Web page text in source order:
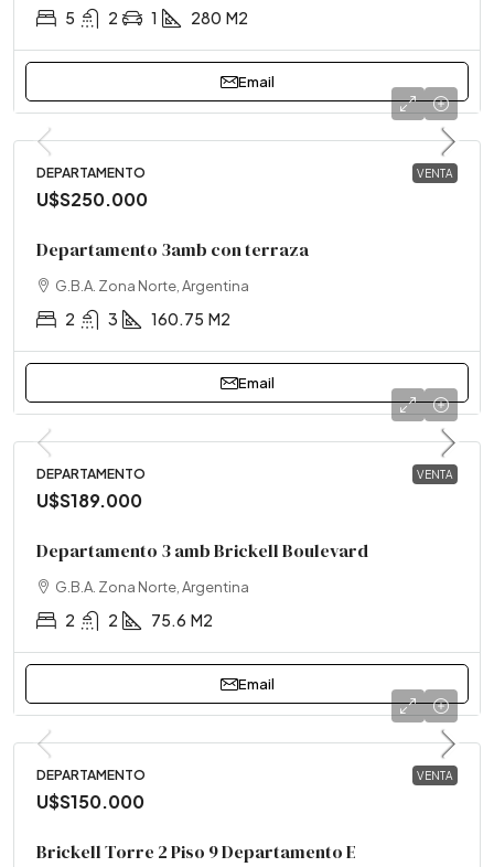
5 2 1 280 M2
Email
VENTA
DEPARTAMENTO
U$S250.000
Departamento 3amb con terraza
G.B.A. Zona Norte, Argentina
2 3 160.75 M2
Email
VENTA
DEPARTAMENTO
U$S189.000
Departamento 3 amb Brickell Boulevard
G.B.A. Zona Norte, Argentina
2 2 75.6 M2
Email
VENTA
DEPARTAMENTO
U$S150.000
Brickell Torre 2 Piso 9 Departamento E